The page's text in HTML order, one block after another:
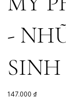
-
Giá
147.000 ₫